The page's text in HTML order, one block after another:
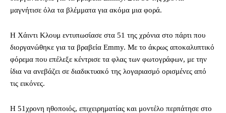
μαγνήτισε όλα τα βλέμματα για ακόμα μια φορά.
Η Χάιντι Κλουμ εντυπωσίασε στα 51 της χρόνια στο πάρτι που
διοργανώθηκε για τα βραβεία Emmy. Με το άκρως αποκαλυπτικό
φόρεμα που επέλεξε κέντρισε τα φλας των φωτογράφων, με την
ίδια να ανεβάζει σε διαδικτυακό της λογαριασμό ορισμένες από
τις εικόνες.
Η 51χρονη ηθοποιός, επιχειρηματίας και μοντέλο περπάτησε στο